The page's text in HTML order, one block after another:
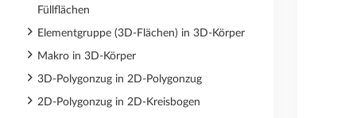
Füllflächen
Elementgruppe (3D-Flächen) in 3D-Körper
Makro in 3D-Körper
3D-Polygonzug in 2D-Polygonzug
2D-Polygonzug in 2D-Kreisbogen